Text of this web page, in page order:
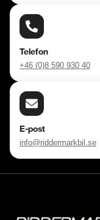
Telefon
+46 (0)8 590 930 40
E-post
info@riddermarkbil.se